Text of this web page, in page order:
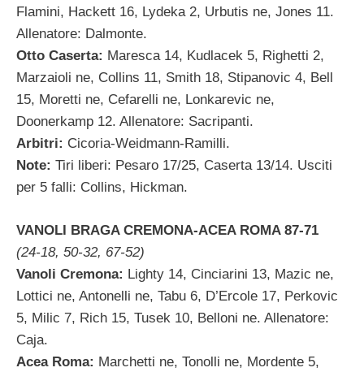
Flamini, Hackett 16, Lydeka 2, Urbutis ne, Jones 11.
Allenatore: Dalmonte.
Otto Caserta: Maresca 14, Kudlacek 5, Righetti 2,
Marzaioli ne, Collins 11, Smith 18, Stipanovic 4, Bell
15, Moretti ne, Cefarelli ne, Lonkarevic ne,
Doonerkamp 12. Allenatore: Sacripanti.
Arbitri: Cicoria-Weidmann-Ramilli.
Note: Tiri liberi: Pesaro 17/25, Caserta 13/14. Usciti
per 5 falli: Collins, Hickman.
VANOLI BRAGA CREMONA-ACEA ROMA 87-71
(24-18, 50-32, 67-52)
Vanoli Cremona: Lighty 14, Cinciarini 13, Mazic ne,
Lottici ne, Antonelli ne, Tabu 6, D’Ercole 17, Perkovic
5, Milic 7, Rich 15, Tusek 10, Belloni ne. Allenatore:
Caja.
Acea Roma: Marchetti ne, Tonolli ne, Mordente 5,